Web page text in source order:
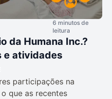
6 minutos de
leitura
da Humana Inc.?
e atividades
participações na
que as recentes